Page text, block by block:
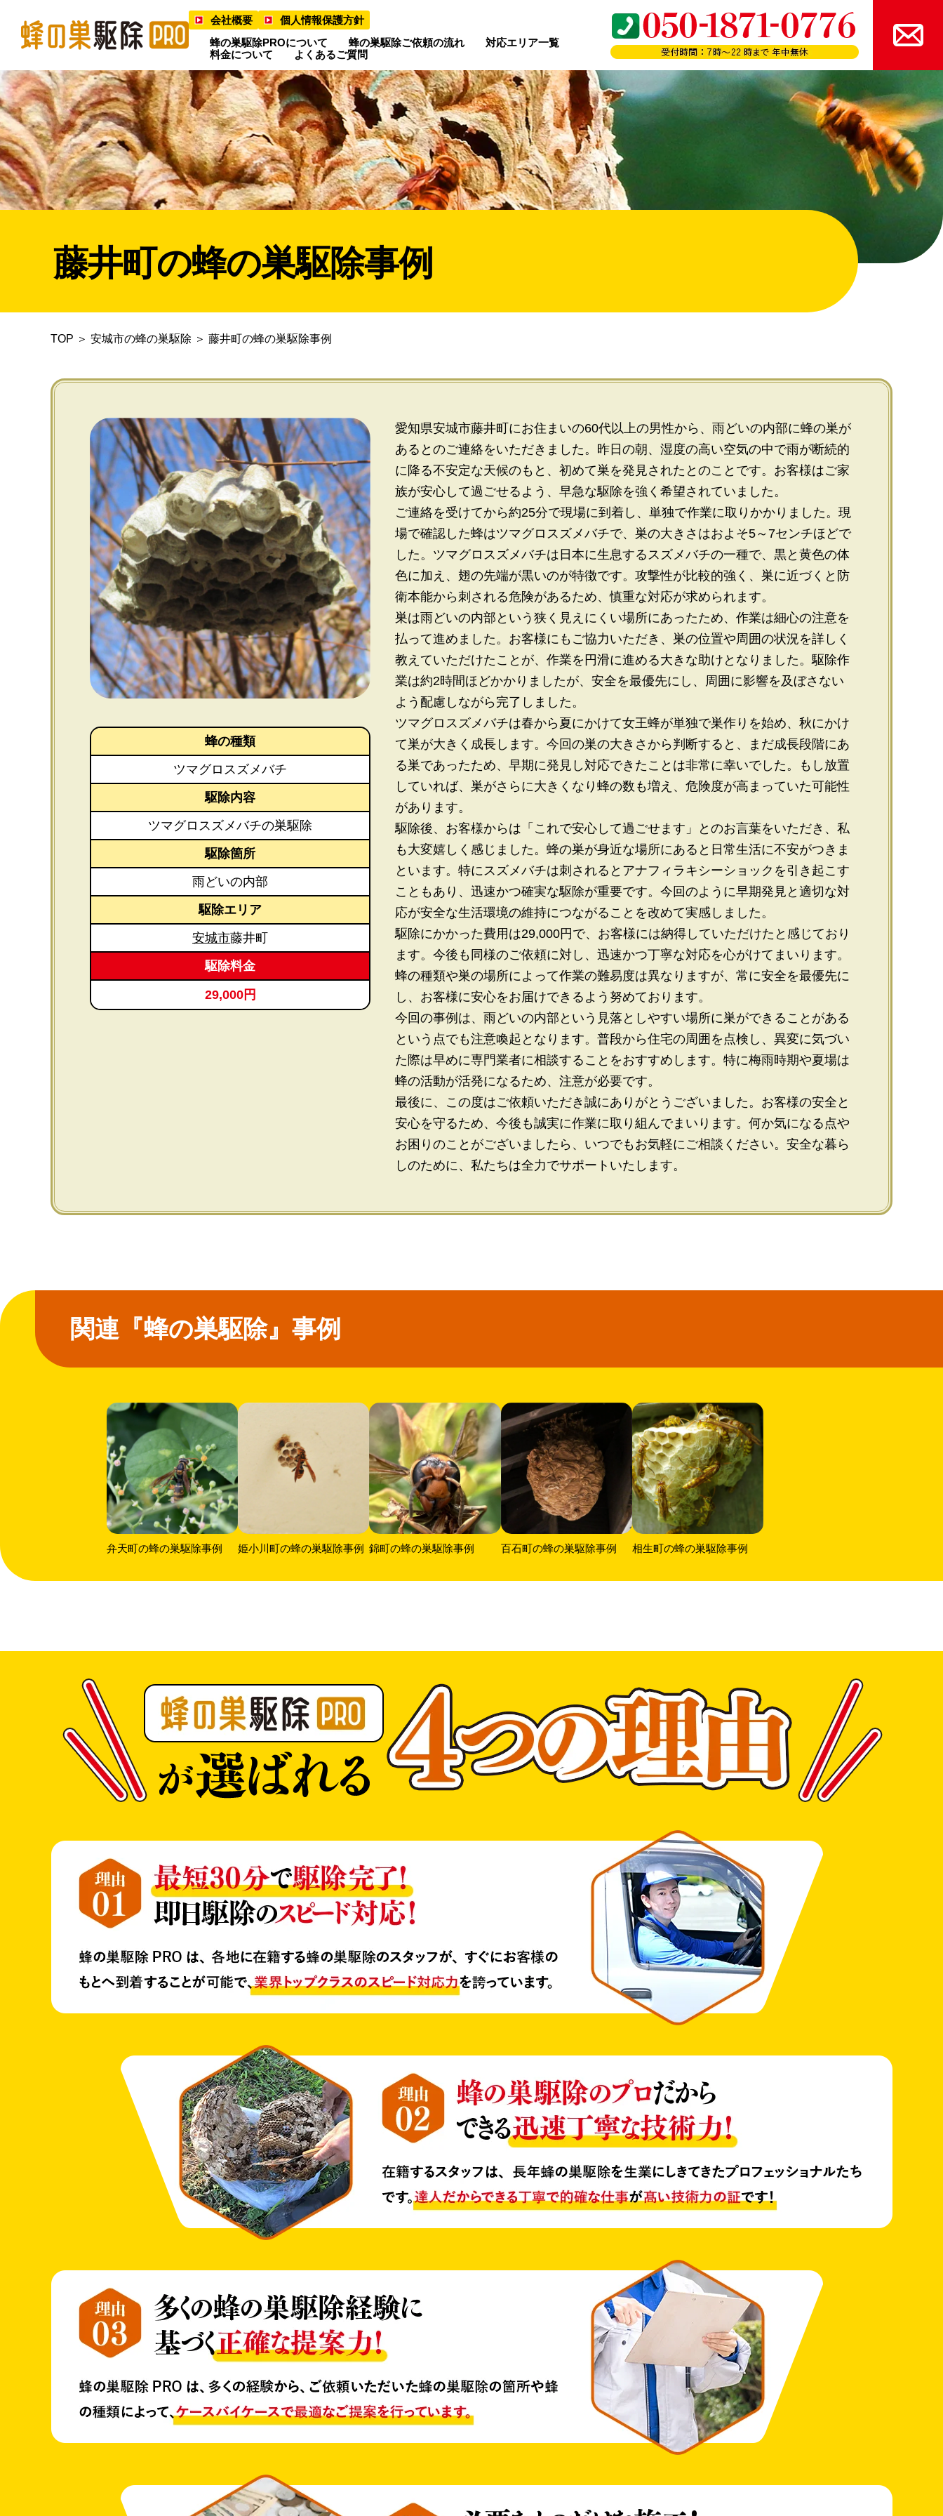
会社概要
個人情報保護方針
蜂の巣駆除PROについて
蜂の巣駆除ご依頼の流れ
対応エリア一覧
料金について
よくあるご質問
藤井町の蜂の巣駆除事例
TOP ＞ 安城市の蜂の巣駆除 ＞ 藤井町の蜂の巣駆除事例
蜂の種類
ツマグロスズメバチ
駆除内容
ツマグロスズメバチの巣駆除
駆除箇所
雨どいの内部
駆除エリア
安城市藤井町
駆除料金
29,000円
愛知県安城市藤井町にお住まいの60代以上の男性から、雨どいの内部に蜂の巣が
あるとのご連絡をいただきました。昨日の朝、湿度の高い空気の中で雨が断続的
に降る不安定な天候のもと、初めて巣を発見されたとのことです。お客様はご家
族が安心して過ごせるよう、早急な駆除を強く希望されていました。
ご連絡を受けてから約25分で現場に到着し、単独で作業に取りかかりました。現
場で確認した蜂はツマグロスズメバチで、巣の大きさはおよそ5～7センチほどで
した。ツマグロスズメバチは日本に生息するスズメバチの一種で、黒と黄色の体
色に加え、翅の先端が黒いのが特徴です。攻撃性が比較的強く、巣に近づくと防
衛本能から刺される危険があるため、慎重な対応が求められます。
巣は雨どいの内部という狭く見えにくい場所にあったため、作業は細心の注意を
払って進めました。お客様にもご協力いただき、巣の位置や周囲の状況を詳しく
教えていただけたことが、作業を円滑に進める大きな助けとなりました。駆除作
業は約2時間ほどかかりましたが、安全を最優先にし、周囲に影響を及ぼさない
よう配慮しながら完了しました。
ツマグロスズメバチは春から夏にかけて女王蜂が単独で巣作りを始め、秋にかけ
て巣が大きく成長します。今回の巣の大きさから判断すると、まだ成長段階にあ
る巣であったため、早期に発見し対応できたことは非常に幸いでした。もし放置
していれば、巣がさらに大きくなり蜂の数も増え、危険度が高まっていた可能性
があります。
駆除後、お客様からは「これで安心して過ごせます」とのお言葉をいただき、私
も大変嬉しく感じました。蜂の巣が身近な場所にあると日常生活に不安がつきま
といます。特にスズメバチは刺されるとアナフィラキシーショックを引き起こす
こともあり、迅速かつ確実な駆除が重要です。今回のように早期発見と適切な対
応が安全な生活環境の維持につながることを改めて実感しました。
駆除にかかった費用は29,000円で、お客様には納得していただけたと感じており
ます。今後も同様のご依頼に対し、迅速かつ丁寧な対応を心がけてまいります。
蜂の種類や巣の場所によって作業の難易度は異なりますが、常に安全を最優先に
し、お客様に安心をお届けできるよう努めております。
今回の事例は、雨どいの内部という見落としやすい場所に巣ができることがある
という点でも注意喚起となります。普段から住宅の周囲を点検し、異変に気づい
た際は早めに専門業者に相談することをおすすめします。特に梅雨時期や夏場は
蜂の活動が活発になるため、注意が必要です。
最後に、この度はご依頼いただき誠にありがとうございました。お客様の安全と
安心を守るため、今後も誠実に作業に取り組んでまいります。何か気になる点や
お困りのことがございましたら、いつでもお気軽にご相談ください。安全な暮ら
しのために、私たちは全力でサポートいたします。
関連『蜂の巣駆除』事例
弁天町の蜂の巣駆除事例 姫小川町の蜂の巣駆除事例 錦町の蜂の巣駆除事例 百石町の蜂の巣駆除事例 相生町の蜂の巣駆除事例